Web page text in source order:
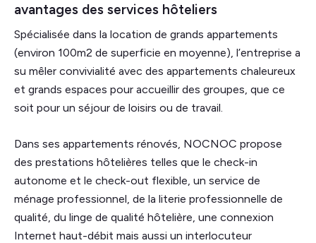
avantages des services hôteliers
Spécialisée dans la location de grands appartements
(environ 100m2 de superficie en moyenne), l’entreprise a
su mêler convivialité avec des appartements chaleureux
et grands espaces pour accueillir des groupes, que ce
soit pour un séjour de loisirs ou de travail.
Dans ses appartements rénovés, NOCNOC propose
des prestations hôtelières telles que le check-in
autonome et le check-out flexible, un service de
ménage professionnel, de la literie professionnelle de
qualité, du linge de qualité hôtelière, une connexion
Internet haut-débit mais aussi un interlocuteur